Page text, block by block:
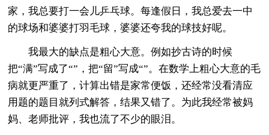
家，我总要打一会儿乒乓球。每逢假日，我总爱去一中
的球场和婆婆打羽毛球，婆婆还夸我的球技好呢。
我最大的缺点是粗心大意。例如抄古诗的时候
把“满”写成了“”，把“留”写成“”。在数学上粗心大意的毛
病就更严重了，计算出错是家常便饭，还经常没看清应
用题的题目就列式解答，结果又错了。为此我经常被妈
妈、老师批评，我也流了不少的眼泪。